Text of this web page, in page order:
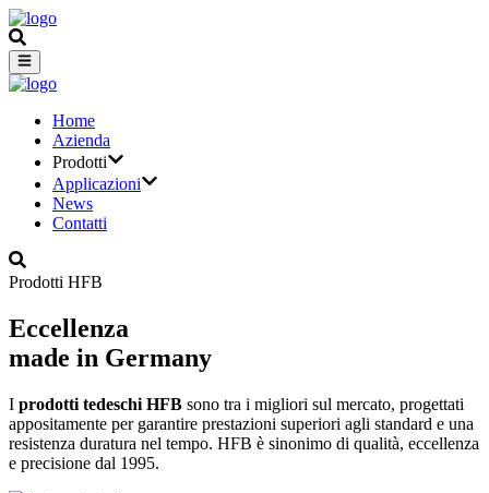
Home
Azienda
Prodotti
Applicazioni
News
Contatti
Prodotti HFB
Eccellenza
made in Germany
I prodotti tedeschi HFB sono tra i migliori sul mercato, progettati
appositamente per garantire prestazioni superiori agli standard e una
resistenza duratura nel tempo. HFB è sinonimo di qualità, eccellenza
e precisione dal 1995.